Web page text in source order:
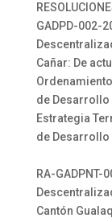
GADPD-002-
Cañar: De
de Desarrollo
Estrategia
de Desarrollo
RA-
Cantón